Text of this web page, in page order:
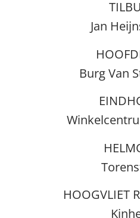
Jan
Burg Van
HOOGVLIET